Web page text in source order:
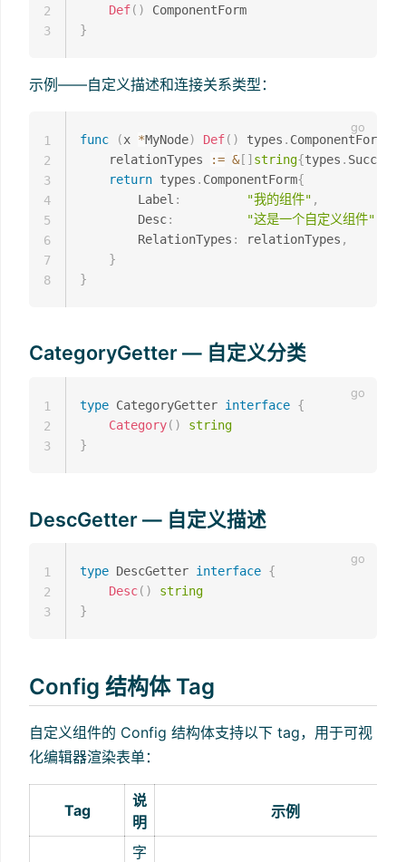
Def( )
}
2
3
示例——自定义描述和连接关系类型：
func (x *MyNode) Def( ) types . ComponentForm
    relationTypes
:= &[ ] string{types . Success
return types . ComponentForm{
        Label
: "我的组件" ,
        Desc
: "这是一个自定义组件"
        RelationTypes
: relationTypes ,
}
}
1
2
3
4
5
6
7
8
CategoryGetter — 自定义分类
type CategoryGetter interface {
Category( )
string
}
1
2
3
DescGetter — 自定义描述
type DescGetter interface {
Desc( )
string
}
1
2
3
Config 结构体 Tag
自定义组件的 Config 结构体支持以下 tag，用于可视
化编辑器渲染表单：
Tag
说
明
示例
字